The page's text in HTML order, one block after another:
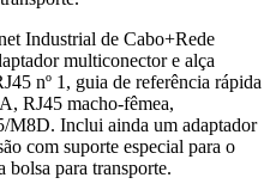
Industrial de Cabo+Rede
multiconector e alça
nº 1, guia de referência rápida
RJ45 macho-fêmea,
Inclui ainda um adaptador
com suporte especial para o
para transporte.